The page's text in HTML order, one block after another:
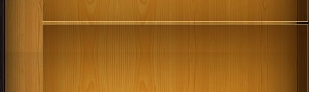
كتب 1973
كتب 1964